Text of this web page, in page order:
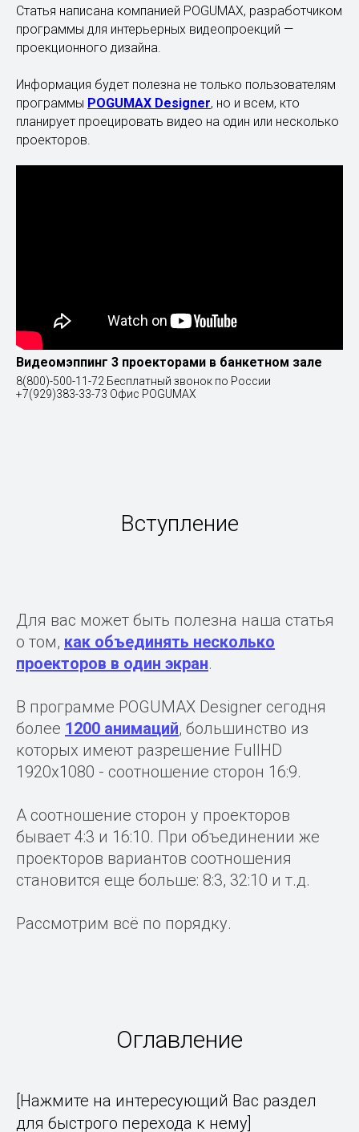
Статья написана компанией POGUMAX, разработчиком
программы для интерьерных видеопроекций —
проекционного дизайна.
Информация будет полезна не только пользователям
программы POGUMAX Designer, но и всем, кто
планирует проецировать видео на один или несколько
проекторов.
Видеомэппинг 3 проекторами в банкетном зале
8(800)-500-11-72 Бесплатный звонок по России
+7(929)383-33-73 Офис POGUMAX
Вступление
Для вас может быть полезна наша статья
о том, как объединять несколько
проекторов в один экран.
В программе POGUMAX Designer сегодня
более 1200 анимаций, большинство из
которых имеют разрешение FullHD
1920x1080 - соотношение сторон 16:9.
А соотношение сторон у проекторов
бывает 4:3 и 16:10. При объединении же
проекторов вариантов соотношения
становится еще больше: 8:3, 32:10 и т.д.
Рассмотрим всё по порядку.
Оглавление
[Нажмите на интересующий Вас раздел
для быстрого перехода к нему]